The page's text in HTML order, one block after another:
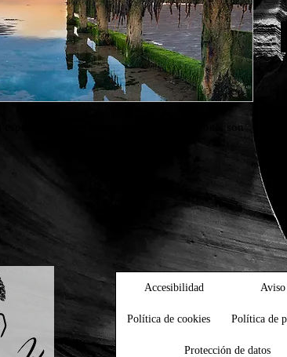
pero en las costas de Escocia son
Accesibilidad
Política de cookies Política de
Protección de datos